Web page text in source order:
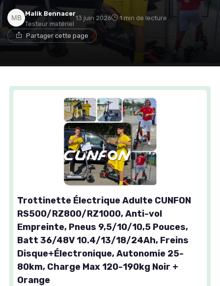
Malik Bennacer
Testeur matériel
13 juin 2026 1 min de lecture
Partager cette page
Trottinette Électrique Adulte CUNFON
RS500/RZ800/RZ1000, Anti-vol
Empreinte, Pneus 9,5/10/10,5 Pouces,
Batt 36/48V 10.4/13/18/24Ah, Freins
Disque+Électronique, Autonomie 25-
80km, Charge Max 120-190kg Noir +
Orange